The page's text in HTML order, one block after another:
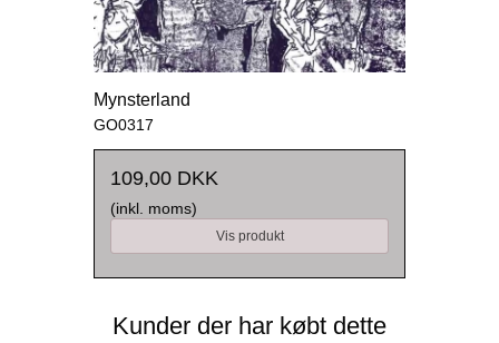
Mynsterland
GO0317
109,00 DKK
(inkl. moms)
Vis produkt
Kunder der har købt dette